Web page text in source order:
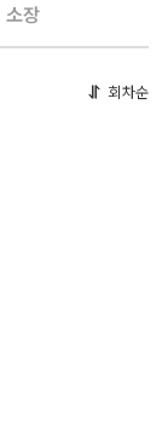
소장
회차순